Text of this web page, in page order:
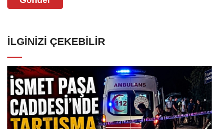
İLGINIZI ÇEKEBILIR